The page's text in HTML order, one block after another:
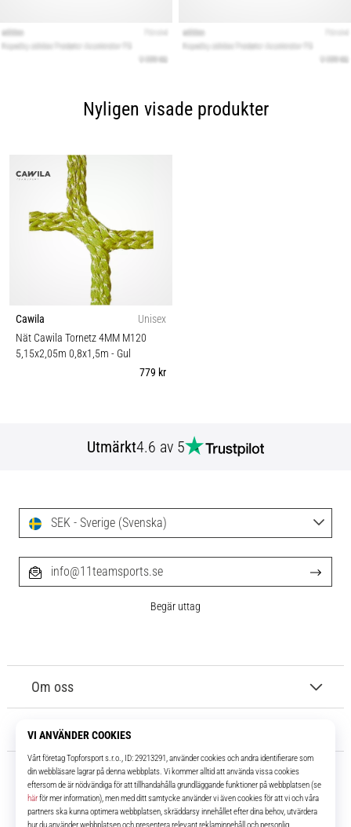
Nyligen visade produkter
Cawila
Unisex
Nät Cawila Tornetz 4MM M120
5,15x2,05m 0,8x1,5m - Gul
779 kr
Utmärkt4.6 av 5
Om oss
Kundtjänst
SEK - Sverige (Svenska)
info@11teamsports.se
Begär uttag